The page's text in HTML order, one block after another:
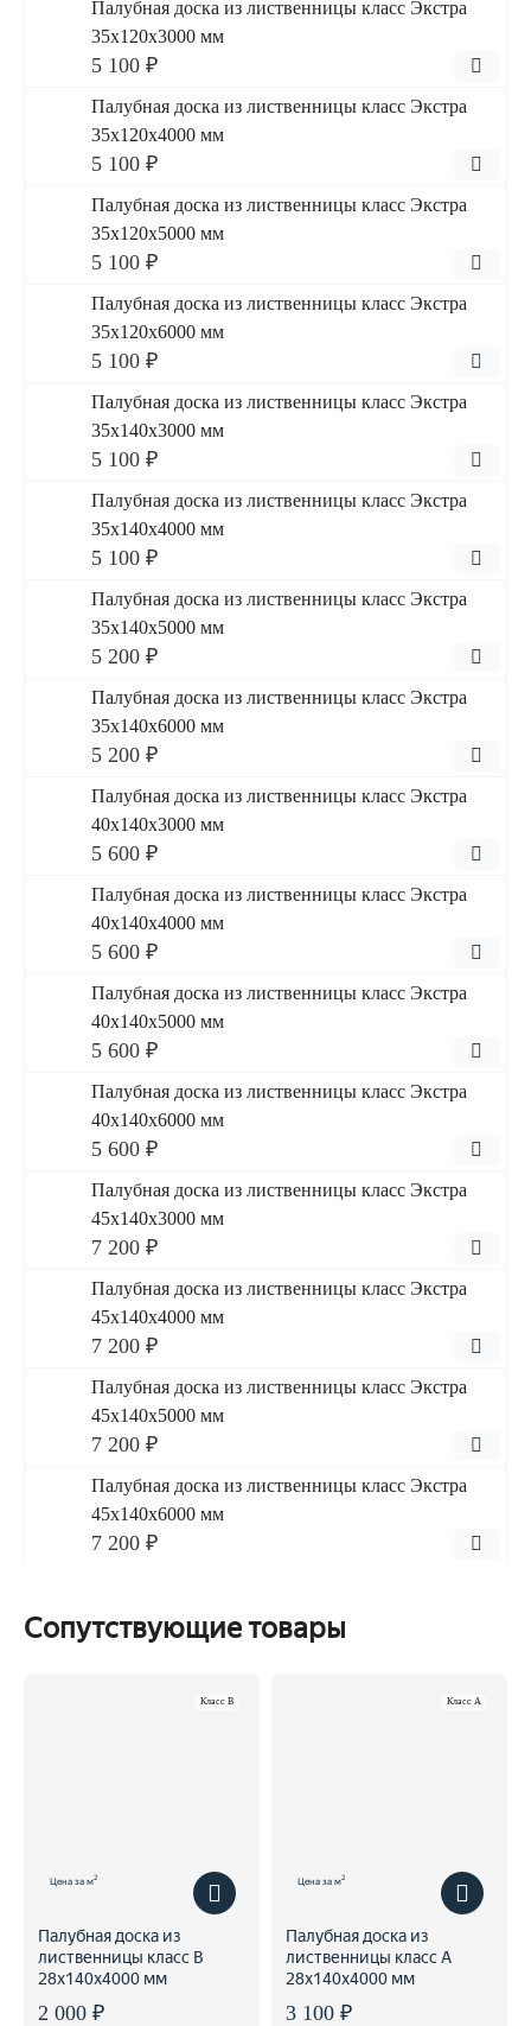
Палубная доска из лиственницы класс Экстра
35x120x3000 мм
5 100 ₽
Палубная доска из лиственницы класс Экстра
35x120x4000 мм
5 100 ₽
Палубная доска из лиственницы класс Экстра
35x120x5000 мм
5 100 ₽
Палубная доска из лиственницы класс Экстра
35x120x6000 мм
5 100 ₽
Палубная доска из лиственницы класс Экстра
35x140x3000 мм
5 100 ₽
Палубная доска из лиственницы класс Экстра
35x140x4000 мм
5 100 ₽
Палубная доска из лиственницы класс Экстра
35x140x5000 мм
5 200 ₽
Палубная доска из лиственницы класс Экстра
35x140x6000 мм
5 200 ₽
Палубная доска из лиственницы класс Экстра
40x140x3000 мм
5 600 ₽
Палубная доска из лиственницы класс Экстра
40x140x4000 мм
5 600 ₽
Палубная доска из лиственницы класс Экстра
40x140x5000 мм
5 600 ₽
Палубная доска из лиственницы класс Экстра
40x140x6000 мм
5 600 ₽
Палубная доска из лиственницы класс Экстра
45x140x3000 мм
7 200 ₽
Палубная доска из лиственницы класс Экстра
45x140x4000 мм
7 200 ₽
Палубная доска из лиственницы класс Экстра
45x140x5000 мм
7 200 ₽
Палубная доска из лиственницы класс Экстра
45x140x6000 мм
7 200 ₽
Сопутствующие товары
Класс B
Цена за м2
Палубная доска из
лиственницы класс В
28x140x4000 мм
2 000 ₽
Класс A
Цена за м2
Палубная доска из
лиственницы класс А
28x140x4000 мм
3 100 ₽